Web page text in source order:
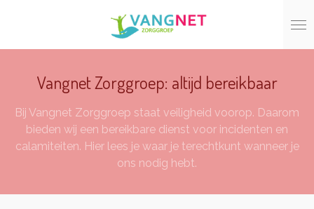
naar
hoofdinhoud
Vangnet Zorggroep: altijd bereikbaar
Bij Vangnet Zorggroep staat veiligheid voorop. Daarom
bieden wij een bereikbare dienst voor incidenten en
calamiteiten. Hier lees je waar je terechtkunt wanneer je
ons nodig hebt.